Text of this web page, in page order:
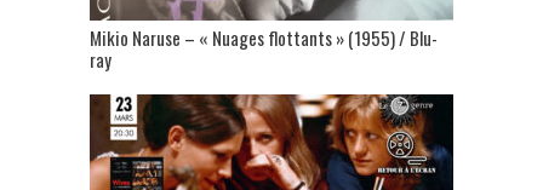
Mikio Naruse – « Nuages flottants » (1955) / Blu-
ray